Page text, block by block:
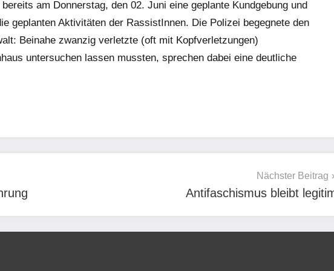
am Donnerstag, den 02. Juni eine geplante Kundgebung und
geplanten Aktivitäten der RassistInnen. Die Polizei begegnete den
Beinahe zwanzig verletzte (oft mit Kopfverletzungen)
untersuchen lassen mussten, sprechen dabei eine deutliche
Nächster Beitrag
Antifaschismus bleibt